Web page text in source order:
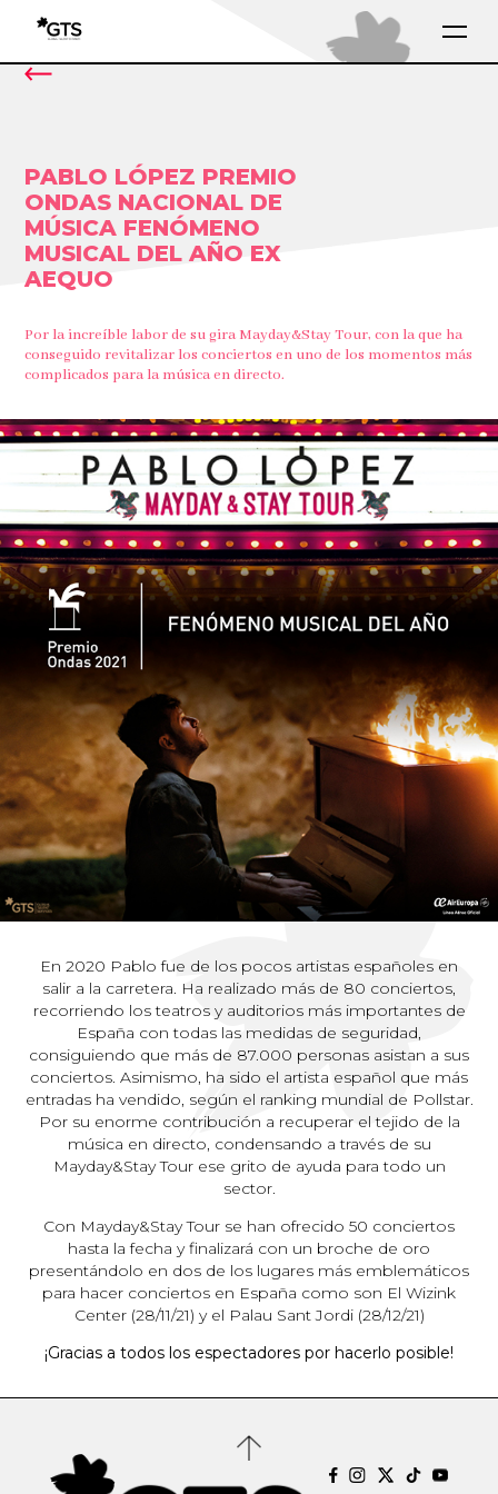
PABLO LÓPEZ PREMIO
ONDAS NACIONAL DE
MÚSICA FENÓMENO
MUSICAL DEL AÑO EX
AEQUO
Por la increíble labor de su gira Mayday&Stay Tour, con la que ha
conseguido revitalizar los conciertos en uno de los momentos más
complicados para la música en directo.
En 2020 Pablo fue de los pocos artistas españoles en
salir a la carretera. Ha realizado más de 80 conciertos,
recorriendo los teatros y auditorios más importantes de
España con todas las medidas de seguridad,
consiguiendo que más de 87.000 personas asistan a sus
conciertos. Asimismo, ha sido el artista español que más
entradas ha vendido, según el ranking mundial de Pollstar.
Por su enorme contribución a recuperar el tejido de la
música en directo, condensando a través de su
Mayday&Stay Tour ese grito de ayuda para todo un
sector.
Con Mayday&Stay Tour se han ofrecido 50 conciertos
hasta la fecha y finalizará con un broche de oro
presentándolo en dos de los lugares más emblemáticos
para hacer conciertos en España como son El Wizink
Center (28/11/21) y el Palau Sant Jordi (28/12/21)
¡Gracias a todos los espectadores por hacerlo posible!